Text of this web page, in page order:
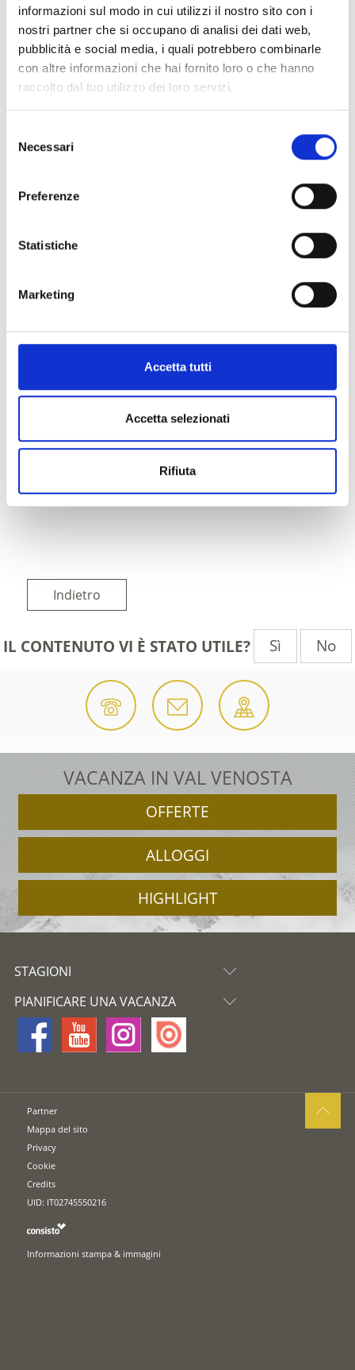
informazioni sul modo in cui utilizzi il nostro sito con i
nostri partner che si occupano di analisi dei dati web,
pubblicità e social media, i quali potrebbero combinarle
con altre informazioni che hai fornito loro o che hanno
raccolto dal tuo utilizzo dei loro servizi.
delNecessari
Preferenze
Statistiche
Marketing
Accetta tutti
Accetta selezionati
Rifiuta
Malga Vitelli
Sulden
39029 Sulden
Mappa e profilo di elevazione
Impressioni
Indietro
IL CONTENUTO VI È STATO UTILE? Sì No
VACANZA IN VAL VENOSTA
OFFERTE
ALLOGGI
HIGHLIGHT
STAGIONI
PIANIFICARE UNA VACANZA
Partner
Mappa del sito
Privacy
Cookie
Credits
UID: IT02745550216
Informazioni stampa & immagini